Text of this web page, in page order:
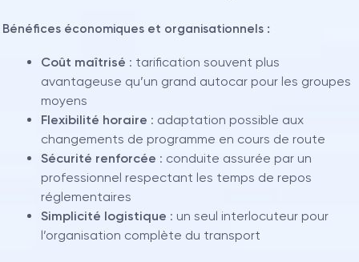
Bénéfices économiques et organisationnels :
Coût maîtrisé : tarification souvent plus
avantageuse qu’un grand autocar pour les groupes
moyens
Flexibilité horaire : adaptation possible aux
changements de programme en cours de route
Sécurité renforcée : conduite assurée par un
professionnel respectant les temps de repos
réglementaires
Simplicité logistique : un seul interlocuteur pour
l’organisation complète du transport